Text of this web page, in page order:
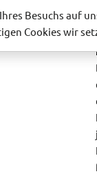
Besuchs auf
Cookies wir